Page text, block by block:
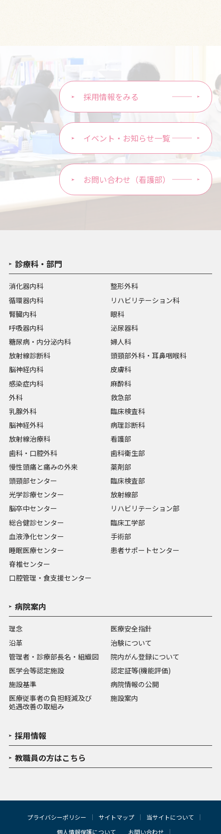
採用情報をみる
イベント・お知らせ一覧
お問い合わせ（看護部）
診療科・部門
消化器内科
循環器内科
腎臓内科
呼吸器内科
糖尿病・内分泌内科
放射線診断科
脳神経内科
感染症内科
外科
乳腺外科
脳神経外科
整形外科
リハビリテーション科
眼科
泌尿器科
婦人科
頭頸部外科・耳鼻咽喉科
皮膚科
麻酔科
救急部
臨床検査科
病理診断科
放射線治療科
歯科・口腔外科
慢性頭痛と痛みの外来
頭頸部センター
光学診療センター
脳卒中センター
総合健診センター
血液浄化センター
睡眠医療センター
脊椎センター
口腔管理・食支援センター
看護部
歯科衛生部
薬剤部
臨床検査部
放射線部
リハビリテーション部
臨床工学部
手術部
患者サポートセンター
病院案内
理念
沿革
管理者・診療部長名・組織図
医学会等認定施設
施設基準
医療従事者の負担軽減及び
処遇改善の取組み
医療安全指針
治験について
院内がん登録について
認定証等(機能評価)
病院情報の公開
施設案内
採用情報
教職員の方はこちら
プライバシーポリシー サイトマップ
当サイトについて
個人情報保護について
お問い合わせ